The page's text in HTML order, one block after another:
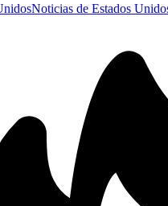
Noticias de Estados